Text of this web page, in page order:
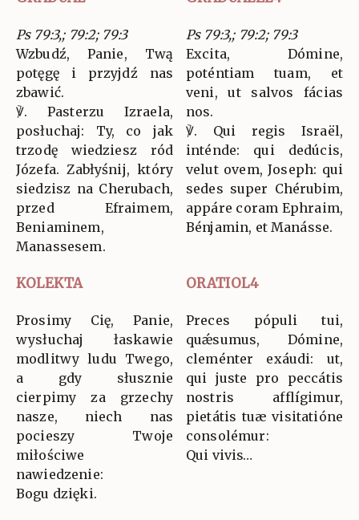
Ps 79:3,; 79:2; 79:3
Wzbudź, Panie, Twą
potęgę i przyjdź nas
zbawić.
℣. Pasterzu Izraela,
posłuchaj: Ty, co jak
trzodę wiedziesz ród
Józefa. Zabłyśnij, który
siedzisz na Cherubach,
przed Efraimem,
Beniaminem,
Manassesem.
Ps 79:3,; 79:2; 79:3
Excita, Dómine,
poténtiam tuam, et
veni, ut salvos fácias
nos.
℣. Qui regis Israël,
inténde: qui dedúcis,
velut ovem, Joseph: qui
sedes super Chérubim,
appáre coram Ephraim,
Bénjamin, et Manásse.
KOLEKTA ORATIOL4
Prosimy Cię, Panie,
wysłuchaj łaskawie
modlitwy ludu Twego,
a gdy słusznie
cierpimy za grzechy
nasze, niech nas
pocieszy Twoje
miłościwe
nawiedzenie:
Bogu dzięki.
Preces pópuli tui,
quǽsumus, Dómine,
cleménter exáudi: ut,
qui juste pro peccátis
nostris afflígimur,
pietátis tuæ visitatióne
consolémur:
Qui vivis…